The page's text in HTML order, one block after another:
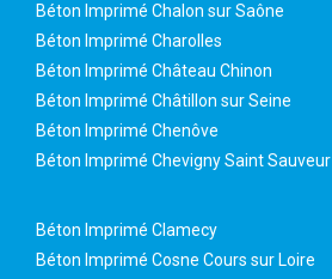
Béton Imprimé Chalon sur Saône
Béton Imprimé Charolles
Béton Imprimé Château Chinon
Béton Imprimé Châtillon sur Seine
Béton Imprimé Chenôve
Béton Imprimé Chevigny Saint Sauveur
Béton Imprimé Clamecy
Béton Imprimé Cosne Cours sur Loire